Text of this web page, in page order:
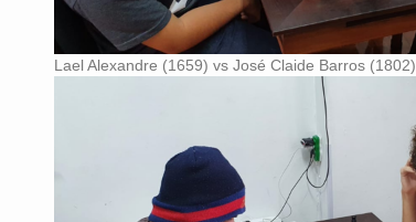
Lael Alexandre (1659) vs José Claide Barros (1802)